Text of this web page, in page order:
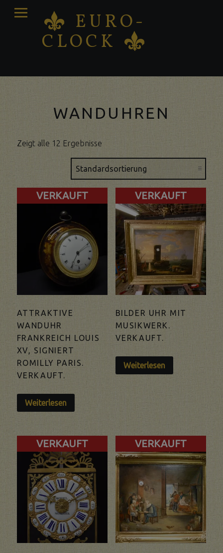
K EURO-
CLOCK K
PRIMARY
MENU
WANDUHREN
Zeigt alle 12 Ergebnisse
VERKAUFT
ATTRAKTIVE
WANDUHR
FRANKREICH LOUIS
XV, SIGNIERT
ROMILLY PARIS.
VERKAUFT.
Weiterlesen
VERKAUFT
BILDER UHR MIT
MUSIKWERK.
VERKAUFT.
Weiterlesen
VERKAUFT VERKAUFT